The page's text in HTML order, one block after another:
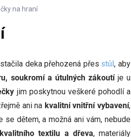
na hraní
stačila deka přehozená přesstůl, aby
soukromí a útulných zákoutíje u
jim poskytnou veškeré pohodlí a
ani na kvalitní vnitřní vybavení,
dětem, a možná ani vám, nebude
kvalitního textilu a dřeva, materiály